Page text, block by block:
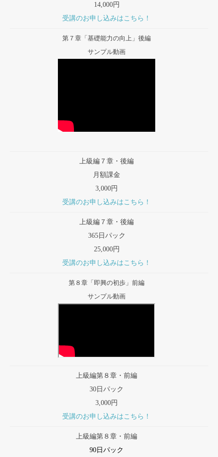
14,000円
受講のお申し込みはこちら！
第７章「基礎能力の向上」後編
サンプル動画
上級編７章・後編
月額課金
3,000円
受講のお申し込みはこちら！
上級編７章・後編
365日パック
25,000円
受講のお申し込みはこちら！
第８章「即興の初歩」前編
サンプル動画
上級編第８章・前編
30日パック
3,000円
受講のお申し込みはこちら！
上級編第８章・前編
90日パック